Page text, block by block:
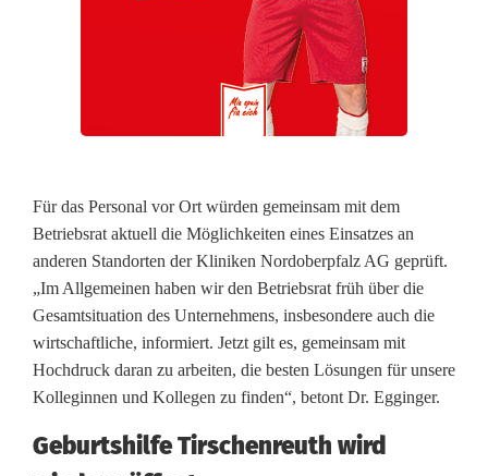
Für das Personal vor Ort würden gemeinsam mit dem
Betriebsrat aktuell die Möglichkeiten eines Einsatzes an
anderen Standorten der Kliniken Nordoberpfalz AG geprüft.
„Im Allgemeinen haben wir den Betriebsrat früh über die
Gesamtsituation des Unternehmens, insbesondere auch die
wirtschaftliche, informiert. Jetzt gilt es, gemeinsam mit
Hochdruck daran zu arbeiten, die besten Lösungen für unsere
Kolleginnen und Kollegen zu finden“, betont Dr. Egginger.
Geburtshilfe Tirschenreuth wird